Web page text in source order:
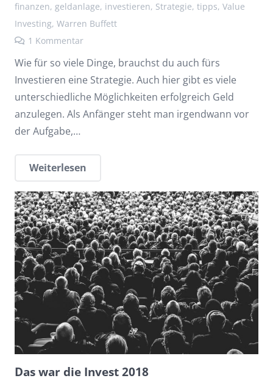
finanzen, geldanlage, investieren, Strategie, tipps, Value
Investing, Warren Buffett
1 Kommentar
Wie für so viele Dinge, brauchst du auch fürs
Investieren eine Strategie. Auch hier gibt es viele
unterschiedliche Möglichkeiten erfolgreich Geld
anzulegen. Als Anfänger steht man irgendwann vor
der Aufgabe,…
Weiterlesen
Das war die Invest 2018